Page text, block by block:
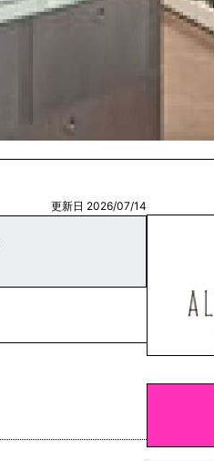
更新日 2026/07/14